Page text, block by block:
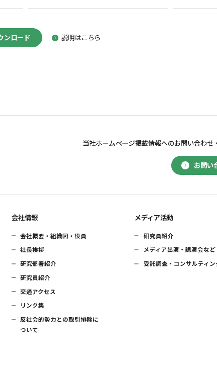
ンロード 説明はこちら
お問い
当社ホームページ掲載情報へのお問い合わせ
会社情報
会社概要・組織図・役員
社長挨拶
研究部署紹介
研究員紹介
交通アクセス
リンク集
反社会的勢力との取引排除に
ついて
メディア活動
研究員紹介
メディア出演・講演会など
受託調査・コンサルティン